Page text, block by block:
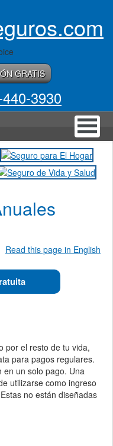
GRATIS
3930
Read this page in English
por el resto de tu vida,
para pagos regulares.
en un solo pago. Una
utilizarse como ingreso
no están diseñadas